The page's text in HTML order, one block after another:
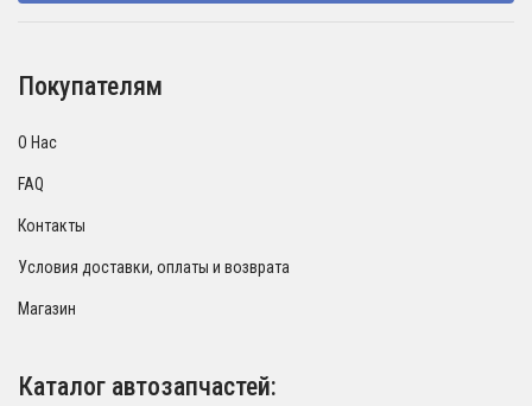
Покупателям
О Нас
FAQ
Контакты
Условия доставки, оплаты и возврата
Магазин
Каталог автозапчастей: